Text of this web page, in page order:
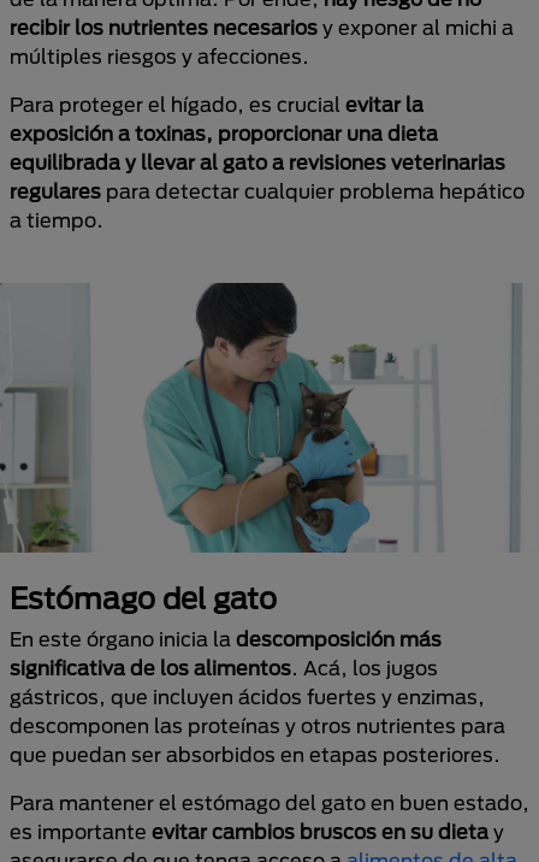
recibir los nutrientes necesarios y exponer al michi a
múltiples riesgos y afecciones.
Para proteger el hígado, es crucial evitar la
exposición a toxinas, proporcionar una dieta
equilibrada y llevar al gato a revisiones veterinarias
regulares para detectar cualquier problema hepático
a tiempo.
Estómago del gato
En este órgano inicia la descomposición más
significativa de los alimentos. Acá, los jugos
gástricos, que incluyen ácidos fuertes y enzimas,
descomponen las proteínas y otros nutrientes para
que puedan ser absorbidos en etapas posteriores.
Para mantener el estómago del gato en buen estado,
es importante evitar cambios bruscos en su dieta y